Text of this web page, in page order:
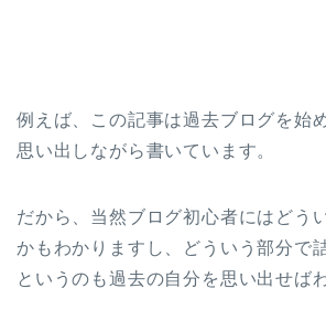
例えば、この記事は過去ブログを始
思い出しながら書いています。
だから、当然ブログ初心者にはどう
かもわかりますし、どういう部分で
というのも過去の自分を思い出せば